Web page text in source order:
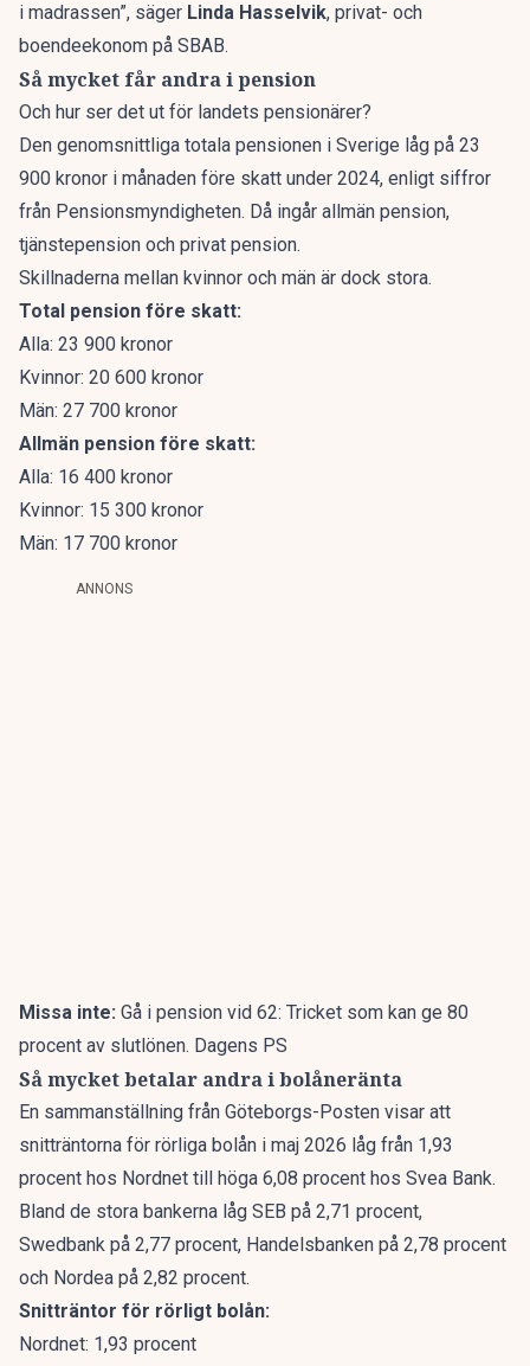
i madrassen”, säger Linda Hasselvik, privat- och
boendeekonom på SBAB.
Så mycket får andra i pension
Och hur ser det ut för landets pensionärer?
Den genomsnittliga totala pensionen i Sverige låg på 23
900 kronor i månaden före skatt under 2024, enligt siffror
från Pensionsmyndigheten. Då ingår allmän pension,
tjänstepension och privat pension.
Skillnaderna mellan kvinnor och män är dock stora.
Total pension före skatt:
Alla: 23 900 kronor
Kvinnor: 20 600 kronor
Män: 27 700 kronor
Allmän pension före skatt:
Alla: 16 400 kronor
Kvinnor: 15 300 kronor
Män: 17 700 kronor
ANNONS
Missa inte: Gå i pension vid 62: Tricket som kan ge 80
procent av slutlönen. Dagens PS
Så mycket betalar andra i bolåneränta
En sammanställning från Göteborgs-Posten visar att
snitträntorna för rörliga bolån i maj 2026 låg från 1,93
procent hos Nordnet till höga 6,08 procent hos Svea Bank.
Bland de stora bankerna låg SEB på 2,71 procent,
Swedbank på 2,77 procent, Handelsbanken på 2,78 procent
och Nordea på 2,82 procent.
Snitträntor för rörligt bolån:
Nordnet: 1,93 procent